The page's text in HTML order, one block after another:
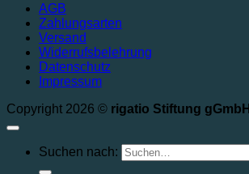
AGB
Zahlungsarten
Versand
Widerrufsbelehrung
Datenschutz
Impressum
Copyright 2026 © rigatio Stiftung gGmbH
Suchen nach: